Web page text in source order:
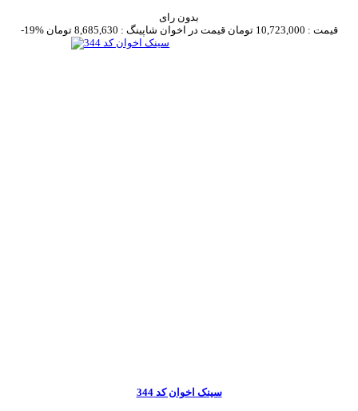
بدون رای
-19%
قیمت : 10,723,000 تومان قیمت در اخوان شاپینگ : 8,685,630 تومان
سینک اخوان کد 344